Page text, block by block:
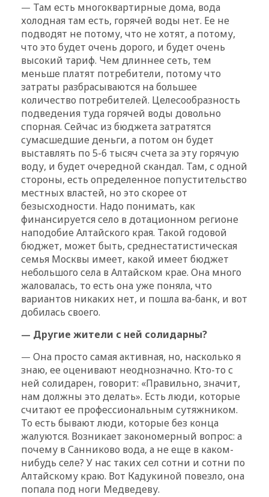
— Там есть многоквартирные дома, вода
холодная там есть, горячей воды нет. Ее не
подводят не потому, что не хотят, а потому,
что это будет очень дорого, и будет очень
высокий тариф. Чем длиннее сеть, тем
меньше платят потребители, потому что
затраты разбрасываются на большее
количество потребителей. Целесообразность
подведения туда горячей воды довольно
спорная. Сейчас из бюджета затратятся
сумасшедшие деньги, а потом он будет
выставлять по 5-6 тысяч счета за эту горячую
воду, и будет очередной скандал. Там, с одной
стороны, есть определенное попустительство
местных властей, но это скорее от
безысходности. Надо понимать, как
финансируется село в дотационном регионе
наподобие Алтайского края. Такой годовой
бюджет, может быть, среднестатистическая
семья Москвы имеет, какой имеет бюджет
небольшого села в Алтайском крае. Она много
жаловалась, то есть она уже поняла, что
вариантов никаких нет, и пошла ва-банк, и вот
добилась своего.
— Другие жители с ней солидарны?
— Она просто самая активная, но, насколько я
знаю, ее оценивают неоднозначно. Кто-то с
ней солидарен, говорит: «Правильно, значит,
нам должны это делать». Есть люди, которые
считают ее профессиональным сутяжником.
То есть бывают люди, которые без конца
жалуются. Возникает закономерный вопрос: а
почему в Санниково вода, а не еще в каком-
нибудь селе? У нас таких сел сотни и сотни по
Алтайскому краю. Вот Кадукиной повезло, она
попала под ноги Медведеву.